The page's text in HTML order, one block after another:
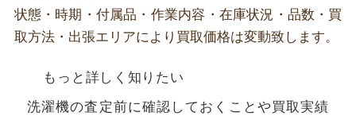
状態・時期・付属品・作業内容・在庫状況・品数・買
取方法・出張エリアにより買取価格は変動致します。
もっと詳しく知りたい
洗濯機の査定前に確認しておくことや買取実績